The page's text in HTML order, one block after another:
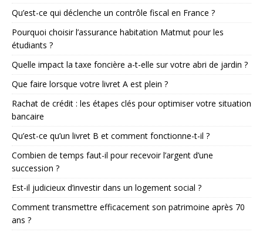
Qu’est-ce qui déclenche un contrôle fiscal en France ?
Pourquoi choisir l’assurance habitation Matmut pour les
étudiants ?
Quelle impact la taxe foncière a-t-elle sur votre abri de jardin ?
Que faire lorsque votre livret A est plein ?
Rachat de crédit : les étapes clés pour optimiser votre situation
bancaire
Qu’est-ce qu’un livret B et comment fonctionne-t-il ?
Combien de temps faut-il pour recevoir l’argent d’une
succession ?
Est-il judicieux d’investir dans un logement social ?
Comment transmettre efficacement son patrimoine après 70
ans ?